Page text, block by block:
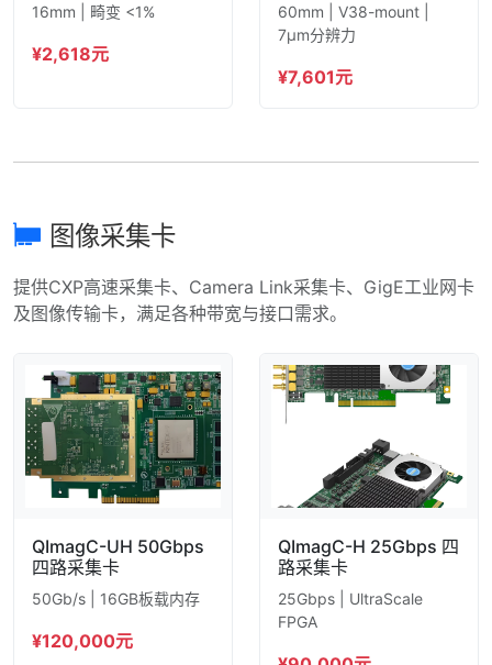
16mm | 畸变 <1%
¥2,618元
60mm | V38-mount |
7μm分辨力
¥7,601元
图像采集卡
提供CXP高速采集卡、Camera Link采集卡、GigE工业网卡
及图像传输卡，满足各种带宽与接口需求。
QImagC-UH 50Gbps
四路采集卡
50Gb/s | 16GB板载内存
¥120,000元
QImagC-H 25Gbps 四
路采集卡
25Gbps | UltraScale
FPGA